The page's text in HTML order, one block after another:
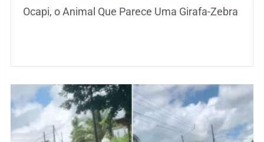
Ocapi, o Animal Que Parece Uma Girafa-Zebra